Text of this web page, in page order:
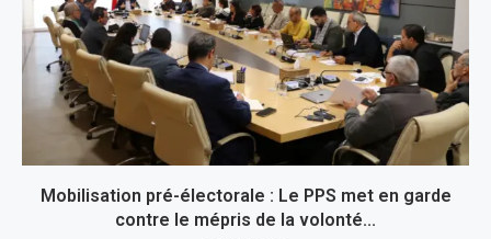
Mobilisation pré-électorale : Le PPS met en garde
contre le mépris de la volonté...